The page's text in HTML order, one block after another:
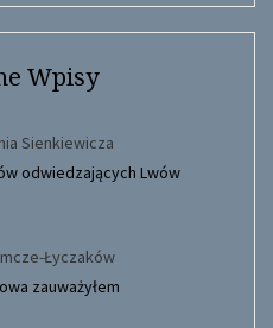
Wpisy
Sienkiewicza
odwiedzających Lwów
Łyczaków
zauważyłem